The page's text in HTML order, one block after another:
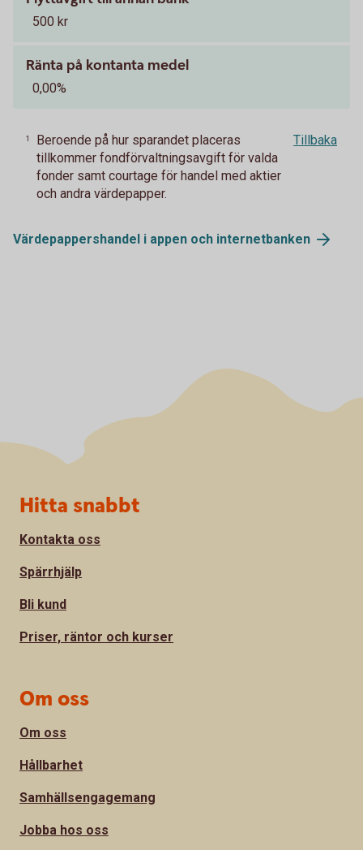
500 kr
Ränta på kontanta medel
0,00%
1
Beroende på hur sparandet placeras
tillkommer fondförvaltningsavgift för valda
fonder samt courtage för handel med aktier
och andra värdepapper.
Tillbaka
Värdepappershandel i appen och internetbanken
Sidfot
Hitta snabbt
Kontakta oss
Spärrhjälp
Bli kund
Priser, räntor och kurser
Om oss
Om oss
Hållbarhet
Samhällsengagemang
Jobba hos oss